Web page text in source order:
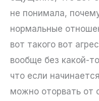
не понимала,
нормальные
вот такого вот
вообще без какой-
что если
можно оторвать от